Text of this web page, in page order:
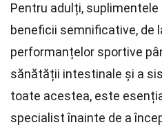
Pentru adulți,
beneficii semnificative, de
performanțelor sportive
sănătății intestinale și a
toate acestea, este
specialist înainte de a